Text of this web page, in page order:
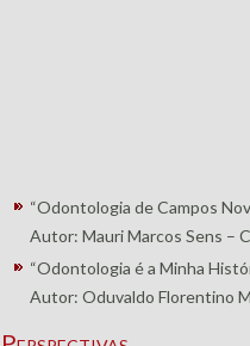
“Odontologia de Campos
Autor: Mauri Marcos Sens –
“Odontologia é a Minha
Autor: Oduvaldo Florentino